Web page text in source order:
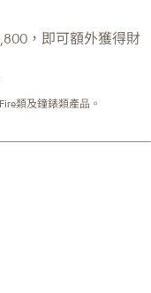
，即可額外獲得財
類及鐘錶類產品。